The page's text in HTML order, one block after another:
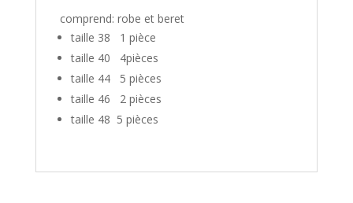
comprend: robe et beret
taille 38 1 pièce
taille 40 4pièces
taille 44 5 pièces
taille 46 2 pièces
taille 48 5 pièces